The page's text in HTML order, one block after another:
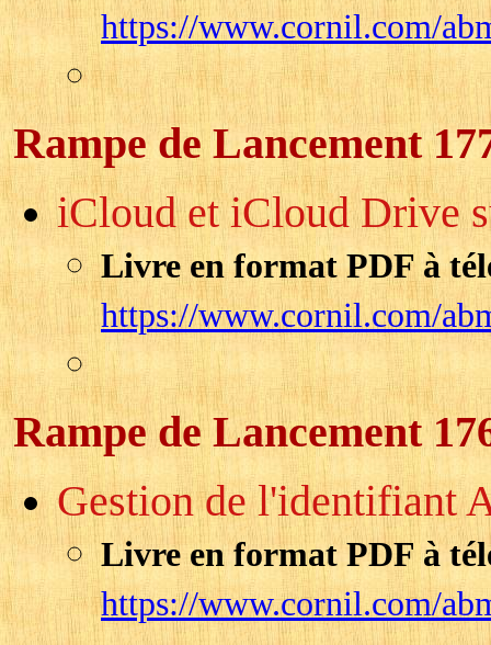
https://www.cornil.com/
Rampe de Lancement
iCloud et iCloud Drive
Livre en format PDF à
https://www.cornil.com/
Rampe de Lancement
Gestion de l'identifiant
Livre en format PDF à
https://www.cornil.com/